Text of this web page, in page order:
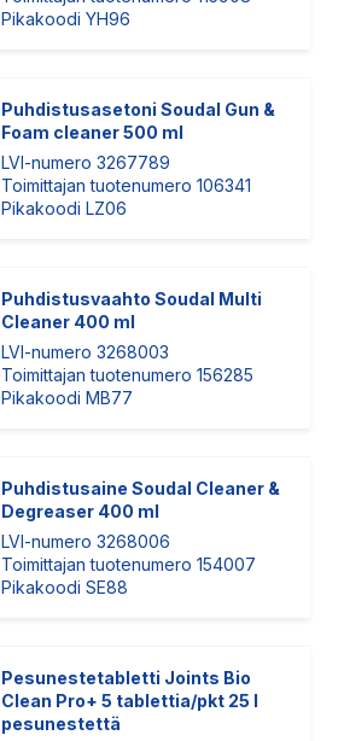
Pikakoodi YH96
Puhdistusasetoni Soudal Gun &
Foam cleaner 500 ml
LVI-numero 3267789
Toimittajan tuotenumero 106341
Pikakoodi LZ06
Puhdistusvaahto Soudal Multi
Cleaner 400 ml
LVI-numero 3268003
Toimittajan tuotenumero 156285
Pikakoodi MB77
Puhdistusaine Soudal Cleaner &
Degreaser 400 ml
LVI-numero 3268006
Toimittajan tuotenumero 154007
Pikakoodi SE88
Pesunestetabletti Joints Bio
Clean Pro+ 5 tablettia/pkt 25 l
pesunestettä